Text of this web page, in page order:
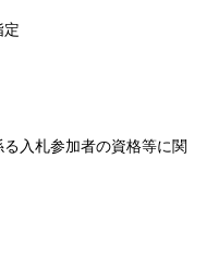
定
入札参加者の資格等に関